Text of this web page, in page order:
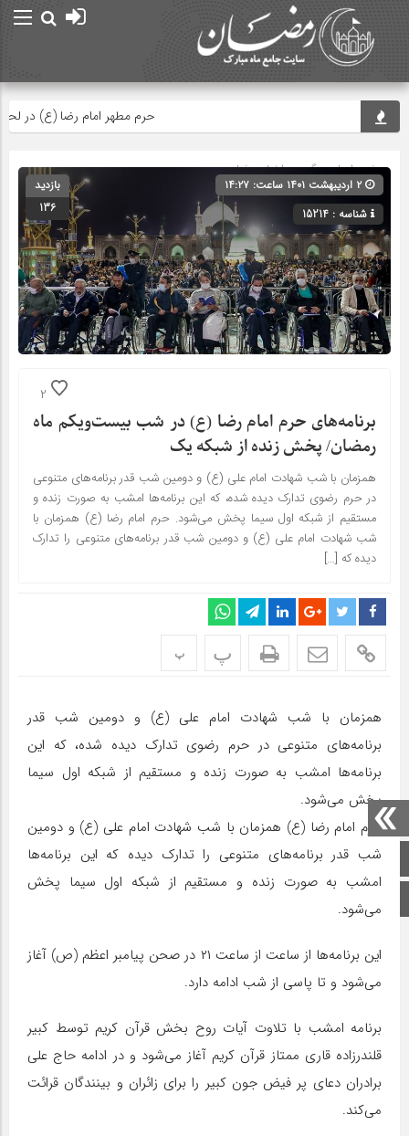
صفحه اصلی
حرم مطهر امام رضا (ع) در لحظه
صفحه اصلی» گروه »اخبار رمضان
شناسه : 15214
بازدید
136
2
برنامه‌های حرم امام رضا (ع) در شب بیست‌ویکم ماه
رمضان/ پخش زنده از شبکه یک
همزمان با شب شهادت امام علی (ع) و دومین شب قدر برنامه‌های متنوعی
در حرم رضوی تدارک دیده شده، که این برنامه‌ها امشب به صورت زنده و
مستقیم از شبکه اول سیما پخش می‌شود. حرم امام رضا (ع) همزمان با
شب شهادت امام علی (ع) و دومین شب قدر برنامه‌های متنوعی را تدارک
دیده که […]
پ پ
همزمان با شب شهادت امام علی (ع) و دومین شب قدر
برنامه‌های متنوعی در حرم رضوی تدارک دیده شده، که این
برنامه‌ها امشب به صورت زنده و مستقیم از شبکه اول سیما
پخش می‌شود.
حرم امام رضا (ع) همزمان با شب شهادت امام علی (ع) و دومین
شب قدر برنامه‌های متنوعی را تدارک دیده که این برنامه‌ها
امشب به صورت زنده و مستقیم از شبکه اول سیما پخش
می‌شود.
این برنامه‌ها از ساعت از ساعت ۲۱ در صحن پیامبر اعظم (ص) آغاز
می‌شود و تا پاسی از شب ادامه دارد.
برنامه امشب با تلاوت آیات روح‌ بخش قرآن کریم توسط کبیر
قلندر‌زاده قاری ممتاز قرآن کریم آغاز می‌شود و در ادامه حاج علی
برادران دعای پر فیض جون کبیر را برای زائران و بینندگان قرائت
می‌کند.